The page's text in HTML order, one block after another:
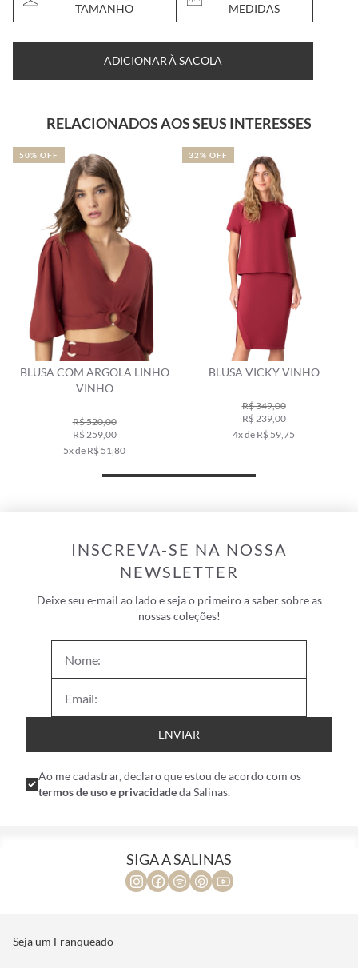
TAMANHO
MEDIDAS
ADICIONAR À SACOLA
RELACIONADOS AOS SEUS INTERESSES
BLUSA COM ARGOLA LINHO
VINHO
R$ 520,00
R$ 259,00
5x de R$ 51,80
50% OFF
BLUSA VICKY VINHO
R$ 349,00
R$ 239,00
4x de R$ 59,75
32% OFF
INSCREVA-SE NA NOSSA
NEWSLETTER
Deixe seu e-mail ao lado e seja o primeiro a saber sobre as
nossas coleções!
ENVIAR
Ao me cadastrar, declaro que estou de acordo com os
termos de uso e privacidadeda Salinas.
SIGA A SALINAS
Seja um Franqueado